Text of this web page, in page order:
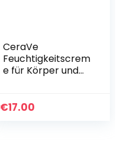
CeraVe
Feuchtigkeitscrem
e für Körper und
Creme für
€17.00